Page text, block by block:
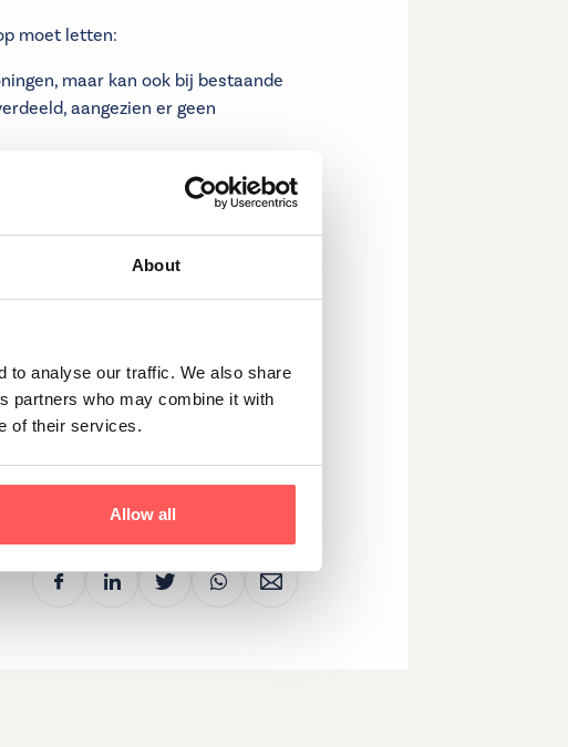
About
to analyse our traffic. We also share
partners who may combine it with
of their services.
Allow all
moet letten:
maar kan ook bij bestaande
aangezien er geen
over de koopprijs
vallen, zoals financieringskosten
kosten en meer duidelijkheid
de overdrachtsbelasting,
Dit maakt het
Zoals bij elke aankoop is het